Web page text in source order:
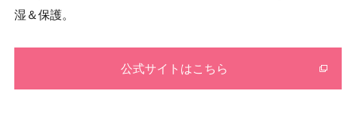
湿＆保護。
公式サイトはこちら